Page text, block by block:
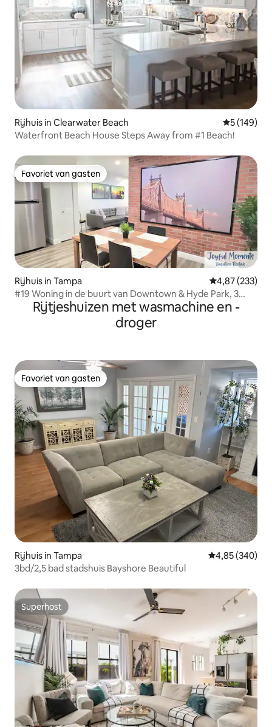
Rijhuis in Clearwater Beach
5 (149)
Waterfront Beach House Steps Away from #1 Beach!
Favoriet van gasten
Favoriet van gasten
Rijhuis in Tampa Gemiddelde
4,87 (233)
#19 Woning in de buurt van Downtown & Hyde Park, 3
slaapkamers
Rijtjeshuizen met wasmachine en -
droger
Favoriet van gasten
Favoriet van gasten
Rijhuis in Tampa Gemiddelde
4,85 (340)
3bd/2,5 bad stadshuis Bayshore Beautiful
Superhost
Superhost